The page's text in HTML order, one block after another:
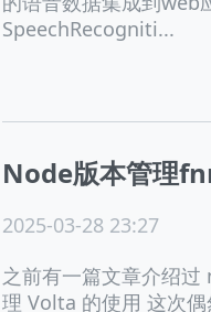
SpeechRecogniti...
Node版本管理
2025-03-28 23:27
之前有一篇文章介绍
理 Volta 的使用 这次